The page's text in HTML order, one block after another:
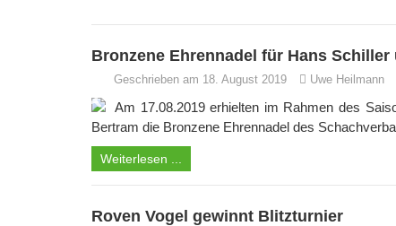
Bronzene Ehrennadel für Hans
Geschrieben am 18. August 2019 Uwe Heilmann
Am 17.08.2019 erhielten im Rahmen des
Bertram die Bronzene Ehrennadel des
Weiterlesen ...
Roven Vogel gewinnt Blitzturnier